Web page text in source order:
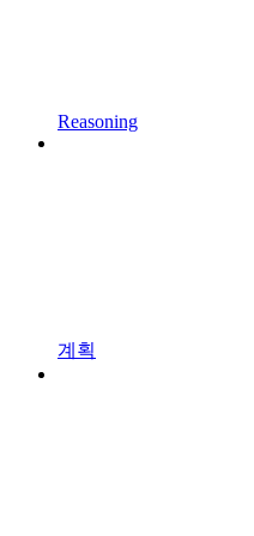
Reasoning
계획